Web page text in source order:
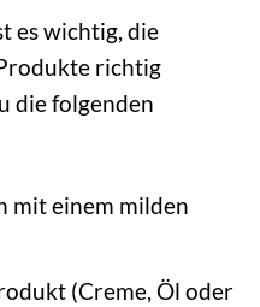
es wichtig, die
richtig
die folgenden
mit einem milden
(Creme, Öl oder